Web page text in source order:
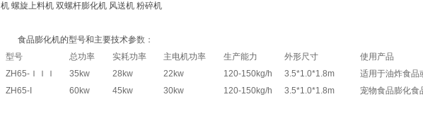
机 螺旋上料机 双螺杆膨化机 风送机 粉碎机
食品膨化机的型号和主要技术参数：
型号
总功率 实耗功率 主电机功率 生产能力 外形尺寸
使用产品
ZH65- ＩＩＩ 35kw 28kw 22kw 120-150kg/h 3.5*1.0*1.8m
适用于油炸食品
ZH65-I
60kw 45kw 30kw 120-150kg/h 3.5*1.0*1.8m 宠物食品膨化食